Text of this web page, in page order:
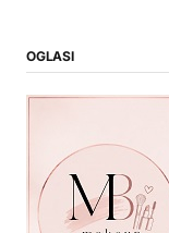
OGLASI